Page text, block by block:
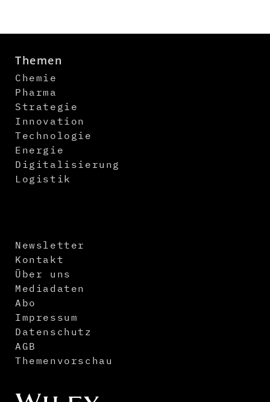
Themen
Chemie
Pharma
Strategie
Innovation
Technologie
Energie
Digitalisierung
Logistik
Newsletter
Kontakt
Über uns
Mediadaten
Abo
Impressum
Datenschutz
AGB
Themenvorschau